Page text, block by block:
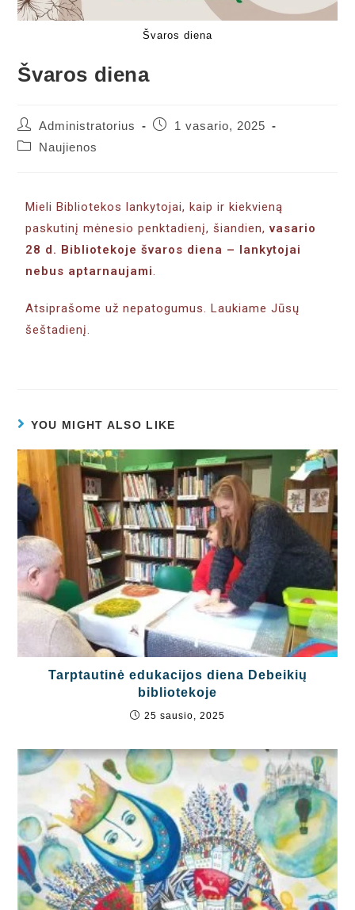
Švaros diena
Švaros diena
Administratorius
1 vasario, 2025
Naujienos
Mieli Bibliotekos lankytojai, kaip ir kiekvieną
paskutinį mėnesio penktadienį, šiandien,vasario
28 d. Bibliotekoje švaros diena – lankytojai
nebus aptarnaujami
Atsiprašome už nepatogumus. Laukiame Jūsų
šeštadienį.
YOU MIGHT ALSO LIKE
Tarptautinė edukacijos diena Debeikių
bibliotekoje
25 sausio, 2025